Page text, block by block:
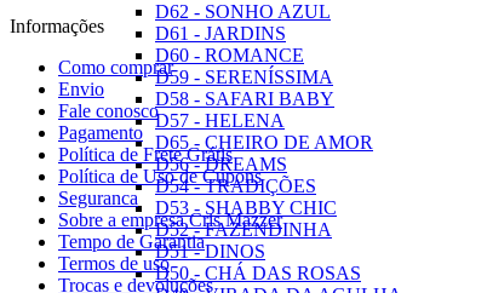
D62 - SONHO AZUL
D61 - JARDINS
D60 - ROMANCE
D59 - SERENÍSSIMA
D58 - SAFARI BABY
D57 - HELENA
D65 - CHEIRO DE AMOR
D56 - DREAMS
D54 - TRADIÇÕES
D53 - SHABBY CHIC
D52 - FAZENDINHA
D51 - DINOS
D50 - CHÁ DAS ROSAS
Informações
Como comprar
Envio
Fale conosco
Pagamento
Política de Frete Grátis
Política de Uso de Cupons
Seguranca
Sobre a empresa Cris Mazzer
Tempo de Garantia
Termos de uso
Trocas e devoluções